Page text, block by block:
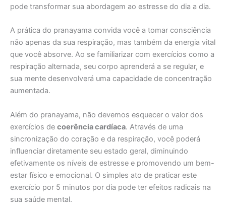
pode transformar sua abordagem ao estresse do dia a dia.
A prática do pranayama convida você a tomar consciência
não apenas da sua respiração, mas também da energia vital
que você absorve. Ao se familiarizar com exercícios como a
respiração alternada, seu corpo aprenderá a se regular, e
sua mente desenvolverá uma capacidade de concentração
aumentada.
Além do pranayama, não devemos esquecer o valor dos
exercícios de coerência cardíaca. Através de uma
sincronização do coração e da respiração, você poderá
influenciar diretamente seu estado geral, diminuindo
efetivamente os níveis de estresse e promovendo um bem-
estar físico e emocional. O simples ato de praticar este
exercício por 5 minutos por dia pode ter efeitos radicais na
sua saúde mental.